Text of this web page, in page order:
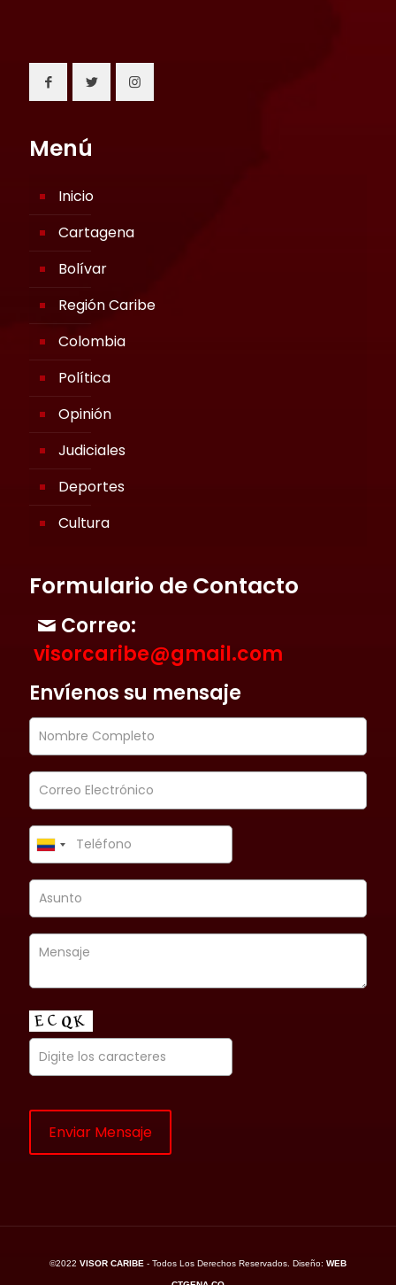
Menú
Inicio
Cartagena
Bolívar
Región Caribe
Colombia
Política
Opinión
Judiciales
Deportes
Cultura
Formulario de Contacto
Correo:
visorcaribe@gmail.com
Envíenos su mensaje
©2022 VISOR CARIBE - Todos Los Derechos Reservados. Diseño: WEB